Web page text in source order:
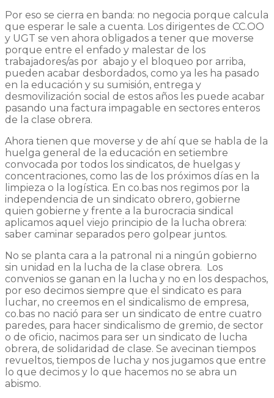
Por eso se cierra en banda: no negocia porque calcula
que esperar le sale a cuenta. Los dirigentes de CC.OO
y UGT se ven ahora obligados a tener que moverse
porque entre el enfado y malestar de los
trabajadores/as por abajo y el bloqueo por arriba,
pueden acabar desbordados, como ya les ha pasado
en la educación y su sumisión, entrega y
desmovilización social de estos años les puede acabar
pasando una factura impagable en sectores enteros
de la clase obrera.
Ahora tienen que moverse y de ahí que se habla de la
huelga general de la educación en setiembre
convocada por todos los sindicatos, de huelgas y
concentraciones, como las de los próximos días en la
limpieza o la logística. En co.bas nos regimos por la
independencia de un sindicato obrero, gobierne
quien gobierne y frente a la burocracia sindical
aplicamos aquel viejo principio de la lucha obrera:
saber caminar separados pero golpear juntos.
No se planta cara a la patronal ni a ningún gobierno
sin unidad en la lucha de la clase obrera. Los
convenios se ganan en la lucha y no en los despachos,
por eso decimos siempre que el sindicato es para
luchar, no creemos en el sindicalismo de empresa,
co.bas no nació para ser un sindicato de entre cuatro
paredes, para hacer sindicalismo de gremio, de sector
o de oficio, nacimos para ser un sindicato de lucha
obrera, de solidaridad de clase. Se avecinan tiempos
revueltos, tiempos de lucha y nos jugamos que entre
lo que decimos y lo que hacemos no se abra un
abismo.